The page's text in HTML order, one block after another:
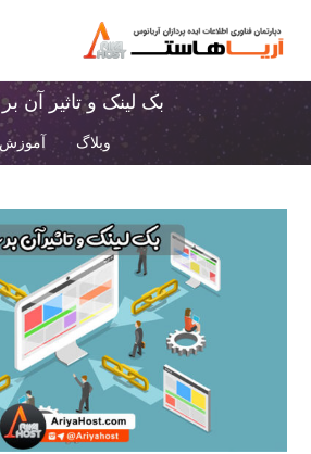
بک لینک و تاثیر آن بر seo
وبلاگ آموزش